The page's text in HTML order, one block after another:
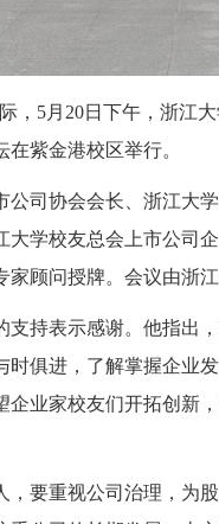
，5月20日下午，浙江
紫金港校区举行。
司协会会长、浙江大
学校友总会上市公司
顾问授牌。会议由浙
持表示感谢。他指出
俱进，了解掌握企业
业家校友们开拓创新
，要重视公司治理，为